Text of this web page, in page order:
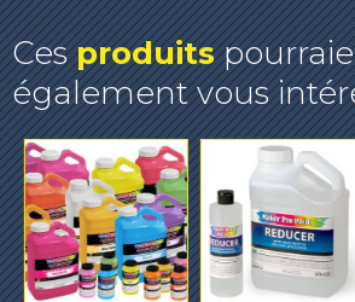
Cesproduits
également vous